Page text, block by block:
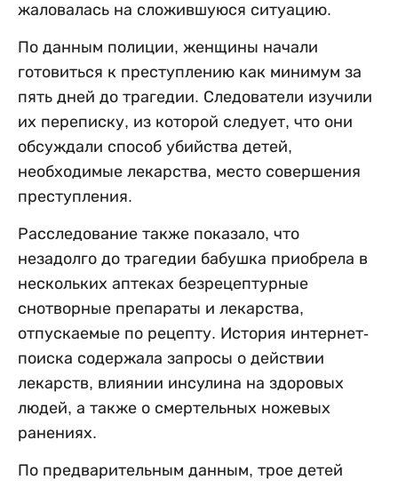
жаловалась на сложившуюся ситуацию.
По данным полиции, женщины начали
готовиться к преступлению как минимум за
пять дней до трагедии. Следователи изучили
их переписку, из которой следует, что они
обсуждали способ убийства детей,
необходимые лекарства, место совершения
преступления.
Расследование также показало, что
незадолго до трагедии бабушка приобрела в
нескольких аптеках безрецептурные
снотворные препараты и лекарства,
отпускаемые по рецепту. История интернет-
поиска содержала запросы о действии
лекарств, влиянии инсулина на здоровых
людей, а также о смертельных ножевых
ранениях.
По предварительным данным, трое детей